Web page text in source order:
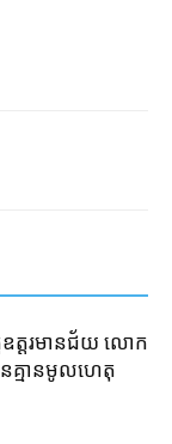
ត​ឧត្ដរមានជ័យ លោក
ន​គ្មាន​មូលហេតុ